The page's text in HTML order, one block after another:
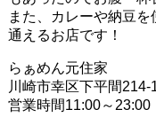
また、カレーや納豆
通えるお店です！
らぁめん元住家
川崎市幸区下平間
営業時間11:00～23:00